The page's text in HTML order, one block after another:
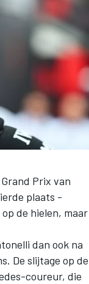
Prix van
plaats -
op de hielen, maar
dan ook na
De slijtage op de
coureur, die